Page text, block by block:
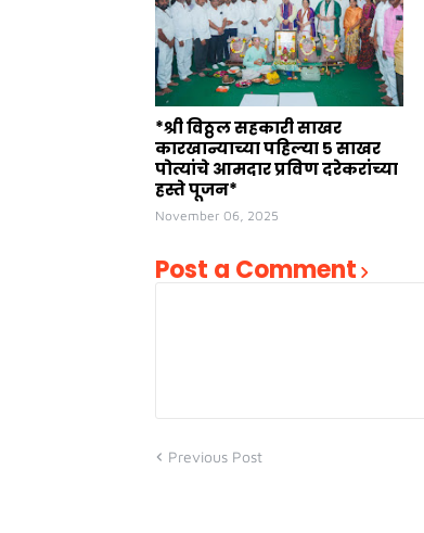
*श्री विठ्ठल सहकारी साखर
कारखान्याच्या पहिल्या ५ साखर
पोत्यांचे आमदार प्रविण दरेकरांच्या
हस्ते पूजन*
November 06, 2025
Post a Comment
Previous Post